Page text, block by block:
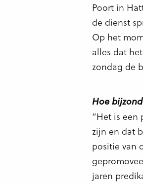
Poort in
de dienst
Op het
alles dat
zondag de
Hoe
“Het is een
zijn en dat
positie van
jaren